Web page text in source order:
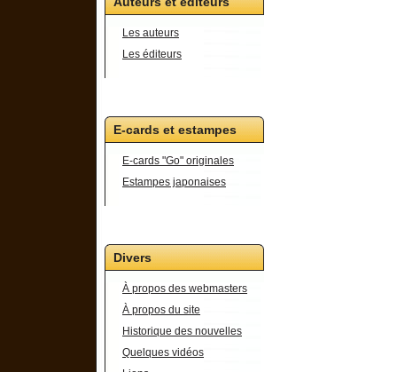
Les auteurs
Les éditeurs
E-cards et estampes
E-cards "Go" originales
Estampes japonaises
Divers
À propos des webmasters
À propos du site
Historique des nouvelles
Quelques vidéos